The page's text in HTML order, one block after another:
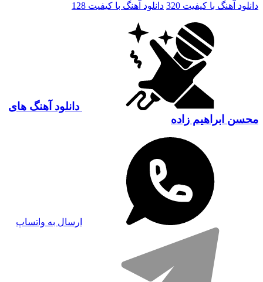
دانلود آهنگ با کیفیت 320 دانلود آهنگ با کیفیت 128
دانلود آهنگ های
محسن ابراهیم زاده
ارسال به واتساپ